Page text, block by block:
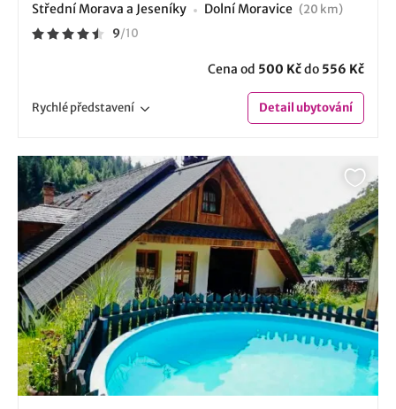
Střední Morava a Jeseníky Dolní Moravice (20 km)
9/10
Cena od 500 Kčdo 556 Kč
Rychlépředstavení Detailubytování